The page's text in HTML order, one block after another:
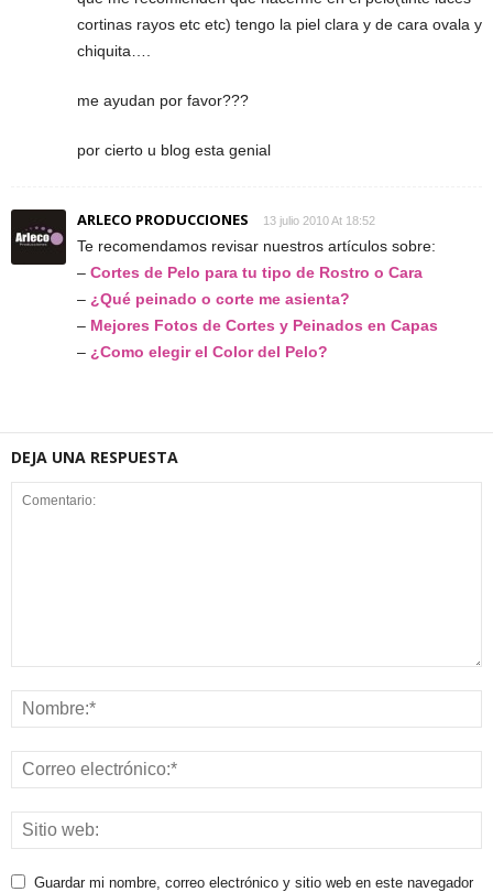
cortinas rayos etc etc) tengo la piel clara y de cara ovala y
chiquita….
me ayudan por favor???
por cierto u blog esta genial
ARLECO PRODUCCIONES 13 julio 2010 At 18:52
Te recomendamos revisar nuestros artículos sobre:
– Cortes de Pelo para tu tipo de Rostro o Cara
– ¿Qué peinado o corte me asienta?
– Mejores Fotos de Cortes y Peinados en Capas
– ¿Como elegir el Color del Pelo?
DEJA UNA RESPUESTA
Guardar mi nombre, correo electrónico y sitio web en este navegador